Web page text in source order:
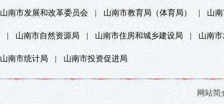
山南市发展和改革委员会 | 山南市教育局（体育局） | 山
| 山南市自然资源局 | 山南市住房和城乡建设局 | 山南
山南市统计局 | 山南市投资促进局
网站简